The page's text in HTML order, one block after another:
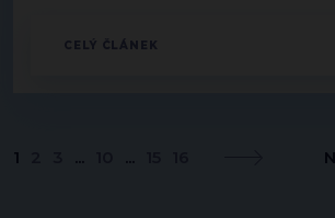
CELÝ ČLÁNEK
1 ... ...